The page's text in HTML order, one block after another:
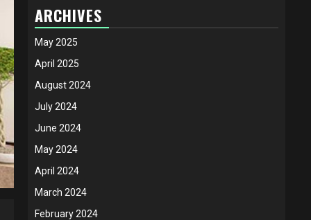
ARCHIVES
May 2025
April 2025
August 2024
July 2024
June 2024
May 2024
April 2024
March 2024
February 2024